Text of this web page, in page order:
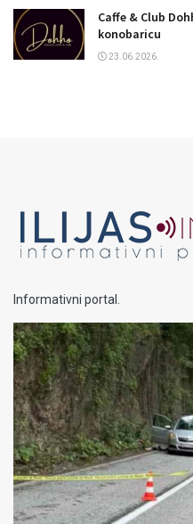
Caffe & Club
konobaricu
23.06.2026.
Informativni portal.